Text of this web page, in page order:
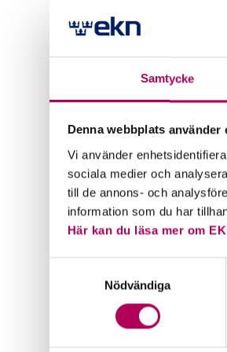
Samtycke
Denna webbplats använder
Vi använder
sociala medier och
till de annons- och
information som du har
Här kan du läsa mer om
Nödvändiga
– De
med.
arbetar
Precis
Fokus